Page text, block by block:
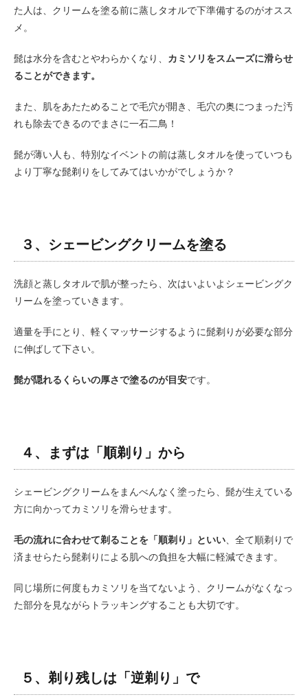
た人は、クリームを塗る前に蒸しタオルで下準備するのがオスス
メ。
髭は水分を含むとやわらかくなり、 カミソリをスムーズに滑らせ
ることができます。
また、肌をあたためることで毛穴が開き、毛穴の奥につまった汚
れも除去できるのでまさに一石二鳥！
髭が薄い人も、特別なイベントの前は蒸しタオルを使っていつも
より丁寧な髭剃りをしてみてはいかがでしょうか？
３、シェービングクリームを塗る
洗顔と蒸しタオルで肌が整ったら、次はいよいよシェービングク
リームを塗っていきます。
適量を手にとり、軽くマッサージするように髭剃りが必要な部分
に伸ばして下さい。
髭が隠れるくらいの厚さで塗るのが目安です。
４、まずは「順剃り」から
シェービングクリームをまんべんなく塗ったら、髭が生えている
方に向かってカミソリを滑らせます。
毛の流れに合わせて剃ることを「順剃り」といい、全て順剃りで
済ませらたら髭剃りによる肌への負担を大幅に軽減できます。
同じ場所に何度もカミソリを当てないよう、クリームがなくなっ
た部分を見ながらトラッキングすることも大切です。
５、剃り残しは「逆剃り」で